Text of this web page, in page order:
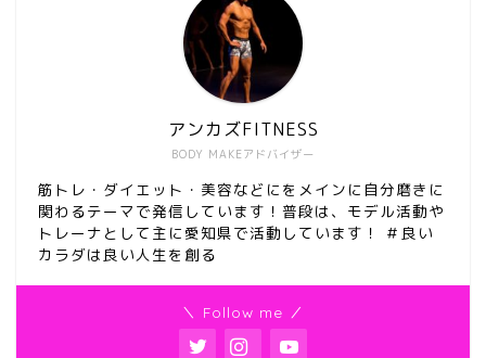
BODY MAKEアドバイザー
アンカズFITNESS
筋トレ・ダイエット・美容などにをメインに自分磨きに
関わるテーマで発信しています！普段は、モデル活動や
トレーナとして主に愛知県で活動しています！ ＃良い
カラダは良い人生を創る
＼ Follow me ／